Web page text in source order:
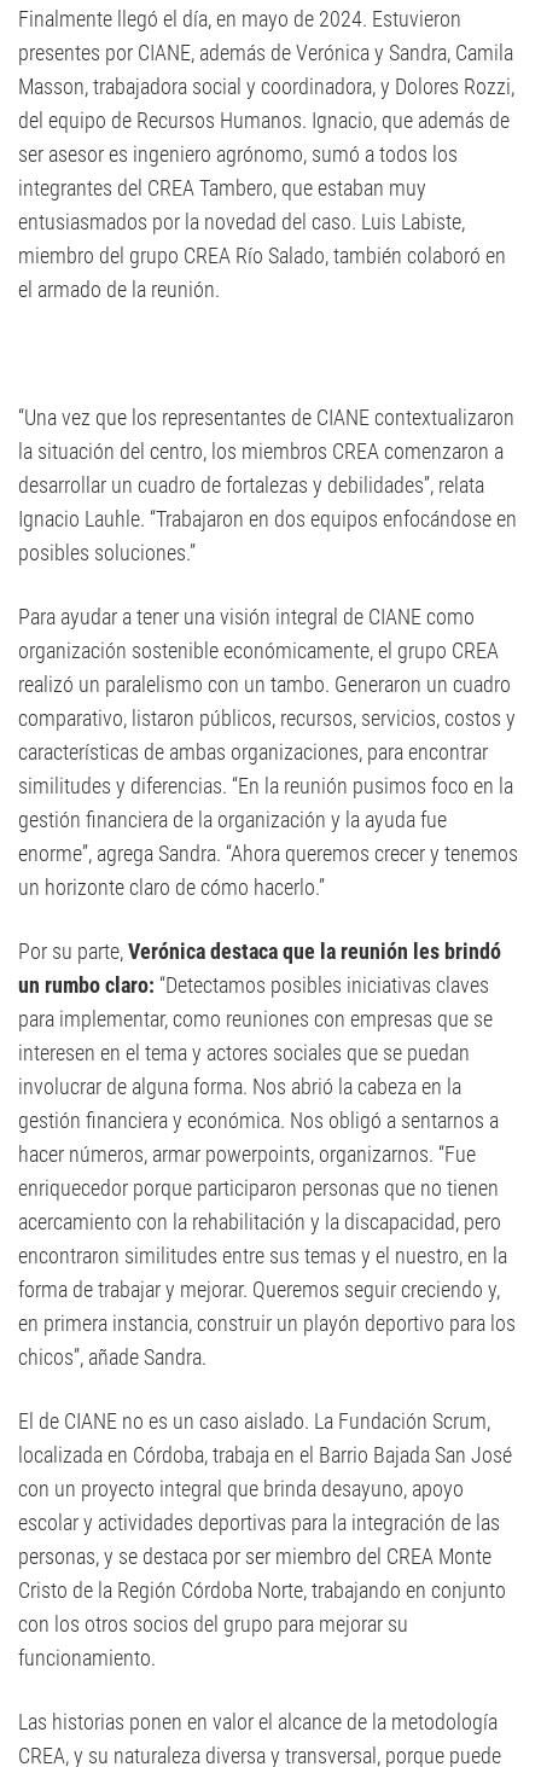
Finalmente llegó el día, en mayo de 2024. Estuvieron
presentes por CIANE, además de Verónica y Sandra, Camila
Masson, trabajadora social y coordinadora, y Dolores Rozzi,
del equipo de Recursos Humanos. Ignacio, que además de
ser asesor es ingeniero agrónomo, sumó a todos los
integrantes del CREA Tambero, que estaban muy
entusiasmados por la novedad del caso. Luis Labiste,
miembro del grupo CREA Río Salado, también colaboró en
el armado de la reunión.
“Una vez que los representantes de CIANE contextualizaron
la situación del centro, los miembros CREA comenzaron a
desarrollar un cuadro de fortalezas y debilidades”, relata
Ignacio Lauhle. “Trabajaron en dos equipos enfocándose en
posibles soluciones.”
Para ayudar a tener una visión integral de CIANE como
organización sostenible económicamente, el grupo CREA
realizó un paralelismo con un tambo. Generaron un cuadro
comparativo, listaron públicos, recursos, servicios, costos y
características de ambas organizaciones, para encontrar
similitudes y diferencias. “En la reunión pusimos foco en la
gestión financiera de la organización y la ayuda fue
enorme”, agrega Sandra. “Ahora queremos crecer y tenemos
un horizonte claro de cómo hacerlo.”
Por su parte,Verónica destaca que la reunión les brindó
un rumbo claro: “Detectamos posibles iniciativas claves
para implementar, como reuniones con empresas que se
interesen en el tema y actores sociales que se puedan
involucrar de alguna forma. Nos abrió la cabeza en la
gestión financiera y económica. Nos obligó a sentarnos a
hacer números, armar powerpoints, organizarnos. “Fue
enriquecedor porque participaron personas que no tienen
acercamiento con la rehabilitación y la discapacidad, pero
encontraron similitudes entre sus temas y el nuestro, en la
forma de trabajar y mejorar. Queremos seguir creciendo y,
en primera instancia, construir un playón deportivo para los
chicos”, añade Sandra.
El de CIANE no es un caso aislado. La Fundación Scrum,
localizada en Córdoba, trabaja en el Barrio Bajada San José
con un proyecto integral que brinda desayuno, apoyo
escolar y actividades deportivas para la integración de las
personas, y se destaca por ser miembro del CREA Monte
Cristo de la Región Córdoba Norte, trabajando en conjunto
con los otros socios del grupo para mejorar su
funcionamiento.
Las historias ponen en valor el alcance de la metodología
CREA, y su naturaleza diversa y transversal, porque puede